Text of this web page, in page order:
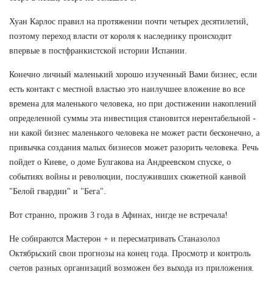
Хуан Карлос правил на протяжении почти четырех десятилетий,
поэтому переход власти от короля к наследнику происходит
впервые в постфранкистской истории Испании.
Конечно личный маленький хорошо изученный Вами бизнес, если
есть контакт с местной властью это наилучшее вложение во все
времена для маленького человека, но при достижении накоплений
определенной суммы эта инвестиция становится нерентабельной -
ни какой бизнес маленького человека не может расти бесконечно, а
привычка создания малых бизнесов может разорить человека. Речь
пойдет о Киеве, о доме Булгакова на Андреевском спуске, о
событиях войны и революции, послуживших сюжетной канвой
"Белой гвардии" и "Бега".
Вот странно, прожив 3 года в Афинах, нигде не встречала!
Не собираются Мастерон + и пересматривать Станазолол
Октябрьский свои прогнозы на конец года. Просмотр и контроль
счетов разных организаций возможен без выхода из приложения.